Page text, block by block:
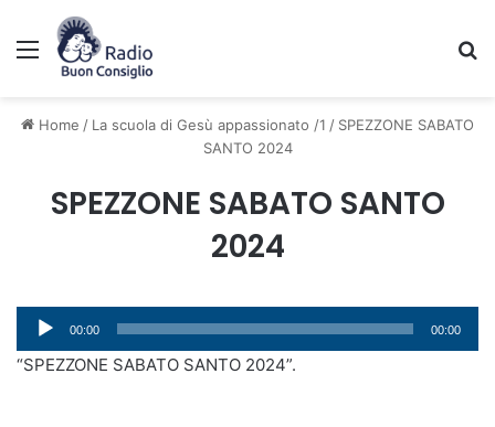
Menu
Home / La scuola di Gesù appassionato /1 / SPEZZONE SABATO
SANTO 2024
SPEZZONE SABATO SANTO
2024
Audio
Player
00:00 00:00
“SPEZZONE SABATO SANTO 2024”.